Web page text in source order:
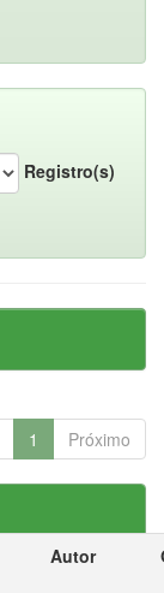
Registro(s)
1 Próximo
Autor